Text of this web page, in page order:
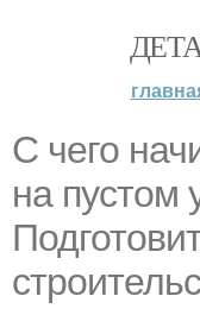
С чего
на пустом